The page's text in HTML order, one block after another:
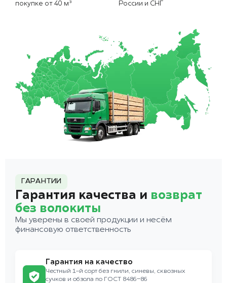
покупке от 40 м³
России и СНГ
ГАРАНТИИ
Гарантия качества и возврат
без волокиты
Мы уверены в своей продукции и несём
финансовую ответственность
Гарантия на качество
Честный 1-й сорт без гнили, синевы, сквозных
сучков и обзола по ГОСТ 8486–86